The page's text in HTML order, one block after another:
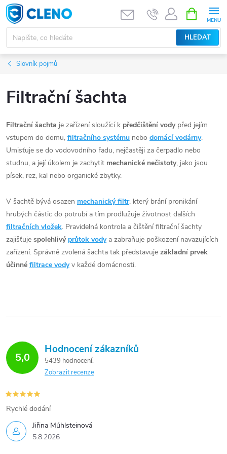
Přejít
na
obsah
HLEDAT
NÁKUPNÍ
KOŠÍK
Slovník pojmů
Filtrační šachta
Filtrační šachta je zařízení sloužící k předčištění vodypřed jejím
vstupem do domu, filtračního systému nebo domácí vodárny.
Umisťuje se do vodovodního řadu, nejčastěji za čerpadlo nebo
studnu, a její úkolem je zachytit mechanické nečistoty, jako jsou
písek, rez, kal nebo organické zbytky.
V šachtě bývá osazen mechanický filtr, který brání pronikání
hrubých částic do potrubí a tím prodlužuje životnost dalších
filtračních vložek. Pravidelná kontrola a čištění filtrační šachty
zajišťuje spolehlivý průtok vodya zabraňuje poškození navazujících
zařízení. Správně zvolená šachta tak představuje základní prvek
účinné filtrace vodyv každé domácnosti.
5,0
Hodnocení zákazníků
5439 hodnocení
Zobrazit recenze
Jiřina Műhlsteinová
5.8.2026
Rychlé dodání